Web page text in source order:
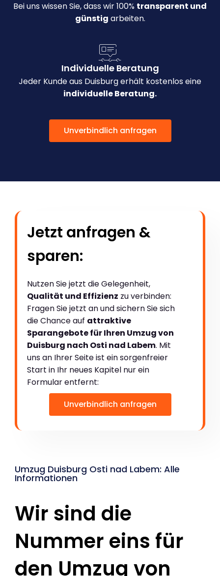
Bei uns wissen Sie, dass wir 100% transparent und
günstig arbeiten.
Individuelle Beratung
Jeder Kunde aus Duisburg erhält kostenlos eine
individuelle Beratung.
Unverbindlich anfragen
Jetzt anfragen &
sparen:
Nutzen Sie jetzt die Gelegenheit,
Qualität und Effizienz zu verbinden:
Fragen Sie jetzt an und sichern Sie sich
die Chance auf attraktive
Sparangebote für Ihren Umzug von
Duisburg nach Osti nad Labem. Mit
uns an Ihrer Seite ist ein sorgenfreier
Start in Ihr neues Kapitel nur ein
Formular entfernt:
Unverbindlich anfragen
Umzug Duisburg Osti nad Labem: Alle
Informationen
Wir sind die
Nummer eins für
den Umzug von